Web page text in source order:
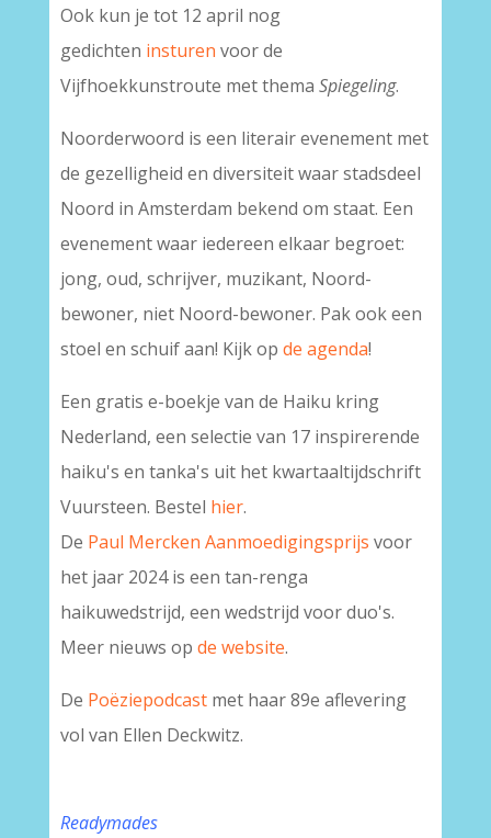
Ook kun je tot 12 april nog
gedichten insturen voor de
Vijfhoekkunstroute met thema Spiegeling.
Noorderwoord is een literair evenement met
de gezelligheid en diversiteit waar stadsdeel
Noord in Amsterdam bekend om staat. Een
evenement waar iedereen elkaar begroet:
jong, oud, schrijver, muzikant, Noord-
bewoner, niet Noord-bewoner. Pak ook een
stoel en schuif aan! Kijk op de agenda!
Een gratis e-boekje van de Haiku kring
Nederland, een selectie van 17 inspirerende
haiku's en tanka's uit het kwartaaltijdschrift
Vuursteen. Bestel hier.
De Paul Mercken Aanmoedigingsprijs voor
het jaar 2024 is een tan-renga
haikuwedstrijd, een wedstrijd voor duo's.
Meer nieuws op de website.
De Poëziepodcastmet haar 89e aflevering
vol van Ellen Deckwitz.
Readymades